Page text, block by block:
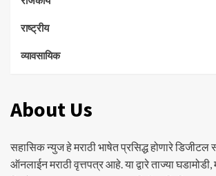
राष्ट्रीय
व्यावसायिक
About Us
सहासिक न्युज हे मराठी भाषेत प्रसिद्ध होणारे
ऑनलाईन मराठी वृत्तपत्र आहे. या द्वारे ताज्या घडामोडी,